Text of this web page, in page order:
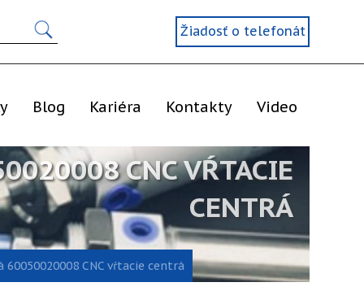
Žiadosť o telefonát
Blog Kariéra Kontakty Video
CNC VŔTACIE
CENTRÁ
CNC vŕtacie centrá